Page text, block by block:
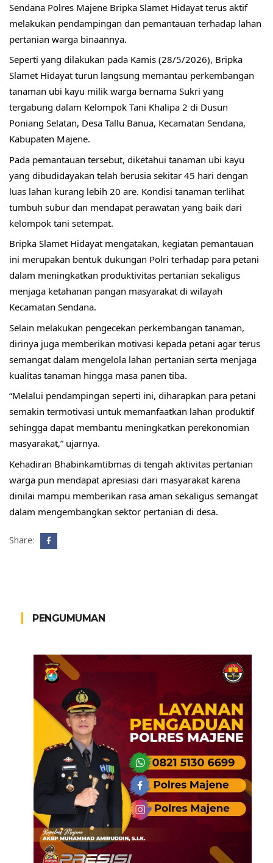
Sendana Polres Majene Bripka Slamet Hidayat terus aktif
melakukan pendampingan dan pemantauan terhadap lahan
pertanian warga binaannya.
Seperti yang dilakukan pada Kamis (28/5/2026), Bripka
Slamet Hidayat turun langsung memantau perkembangan
tanaman ubi kayu milik warga bernama Sukri yang
tergabung dalam Kelompok Tani Khalipa 2 di Dusun
Poniang Selatan, Desa Tallu Banua, Kecamatan Sendana,
Kabupaten Majene.
Pada pemantauan tersebut, diketahui tanaman ubi kayu
yang dibudidayakan telah berusia sekitar 45 hari dengan
luas lahan kurang lebih 20 are. Kondisi tanaman terlihat
tumbuh subur dan mendapat perawatan yang baik dari
kelompok tani setempat.
Bripka Slamet Hidayat mengatakan, kegiatan pemantauan
ini merupakan bentuk dukungan Polri terhadap para petani
dalam meningkatkan produktivitas pertanian sekaligus
menjaga ketahanan pangan masyarakat di wilayah
Kecamatan Sendana.
Selain melakukan pengecekan perkembangan tanaman,
dirinya juga memberikan motivasi kepada petani agar terus
semangat dalam mengelola lahan pertanian serta menjaga
kualitas tanaman hingga masa panen tiba.
“Melalui pendampingan seperti ini, diharapkan para petani
semakin termotivasi untuk memanfaatkan lahan produktif
sehingga dapat membantu meningkatkan perekonomian
masyarakat,” ujarnya.
Kehadiran Bhabinkamtibmas di tengah aktivitas pertanian
warga pun mendapat apresiasi dari masyarakat karena
dinilai mampu memberikan rasa aman sekaligus semangat
dalam mengembangkan sektor pertanian di desa.
Share:
PENGUMUMAN